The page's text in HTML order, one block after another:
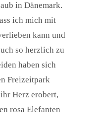
in Dänemark.
ich mich mit
kann und
so herzlich zu
haben sich
Freizeitpark
Herz erobert,
rosa Elefanten